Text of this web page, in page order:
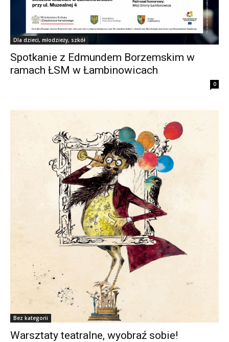
Dla dzieci, młodzieży, szkół
Spotkanie z Edmundem Borzemskim w
ramach ŁSM w Łambinowicach
0
Bez kategorii
Warsztaty teatralne, wyobraź sobie!